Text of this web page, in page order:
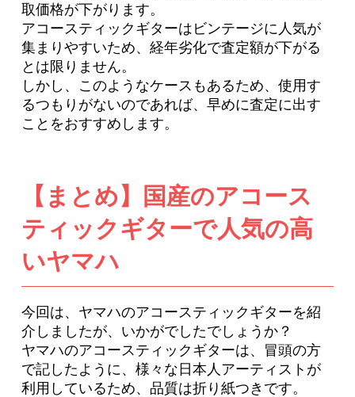
取価格が下がります。
アコースティックギターはビンテージに人気が
集まりやすいため、経年劣化で査定額が下がる
とは限りません。
しかし、このようなケースもあるため、使用す
るつもりがないのであれば、早めに査定に出す
ことをおすすめします。
【まとめ】国産のアコース
ティックギターで人気の高
いヤマハ
今回は、ヤマハのアコースティックギターを紹
介しましたが、いかがでしたでしょうか？
ヤマハのアコースティックギターは、冒頭の方
で記したように、様々な日本人アーティストが
利用しているため、品質は折り紙つきです。